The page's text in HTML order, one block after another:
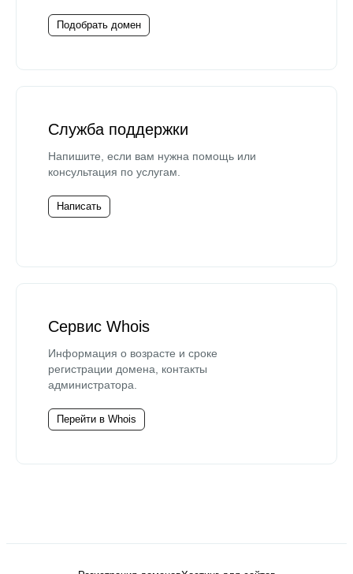
Подобрать домен
Служба поддержки
Напишите, если вам нужна помощь или
консультация по услугам.
Написать
Сервис Whois
Информация о возрасте и сроке
регистрации домена, контакты
администратора.
Перейти в Whois